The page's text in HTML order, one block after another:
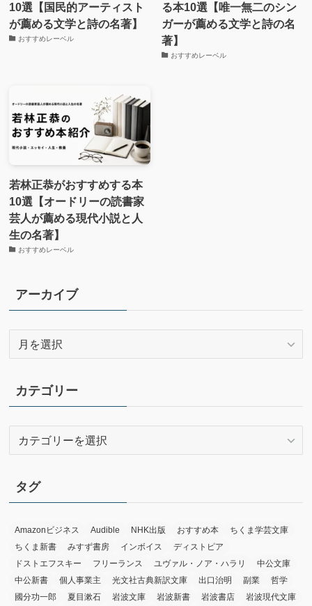
10選【国民的アーティスト
が薦める文学と詩の名著】
おすすめレーベル
る本10選【唯一無二のシン
ガーが薦める文学と詩の名
著】
おすすめレーベル
若林正恭がおすすめする本
10選【オードリーの読書家
芸人が薦める現代小説と人
生の名著】
おすすめレーベル
アーカイブ
イ
ブ
カテゴリー
リ
ー
タグ
Amazonビジネス Audible NHK出版 おすすめ本
ちくま学芸文庫
ちくま新書
みすず書房 インボイス
ディストピア
ドストエフスキー
フリーランス ユヴァル・ノア・ハラリ
中公文庫
中公新書
個人事業主 光文社古典新訳文庫 出口治明 副業
哲学
國分功一郎
夏目漱石 岩波文庫 岩波新書 岩波書店 岩波現代文庫